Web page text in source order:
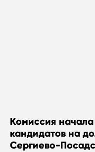
Комиссия
кандидатов на
Сергиево-